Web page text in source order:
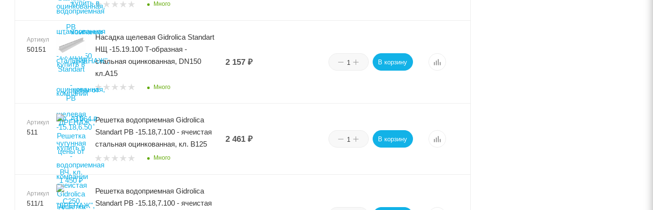
Много
Артикул
50151
Насадка щелевая Gidrolica Standart
НЩ -15.19.100 Т-образная -
стальная оцинкованная, DN150
кл.А15
Много
2 157₽ В корзину
Артикул
511
Решетка водоприемная Gidrolica
Standart РВ -15.18,7.100 - ячеистая
стальная оцинкованная, кл. В125
Много
2 461₽ В корзину
Артикул
511/1
Решетка водоприемная Gidrolica
Standart РВ -15.18,7.100 - ячеистая